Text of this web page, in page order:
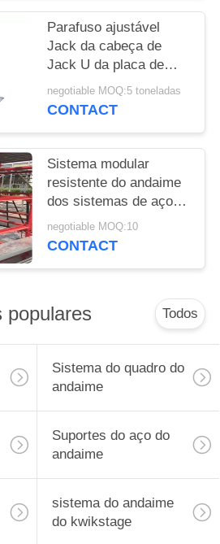
Parafuso ajustável
Jack da cabeça de
Jack U da placa de
base de Jack do giro
para o andaime de
negotiable MOQ:5 toneladas
CONTACT
Sistema modular
resistente do andaime
dos sistemas de aço
de alumínio do
andaime de Kwikstage
negotiable MOQ:10
CONTACT
populares Todos
Sistema do quadro do
andaime
Suportes do aço do
andaime
sistema do andaime
do kwikstage